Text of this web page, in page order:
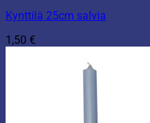
Kynttilä 25cm salvia
1,50 €